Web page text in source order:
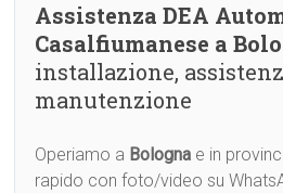
Assistenza DEA
Casalfiumanese a
installazione,
manutenzione
Operiamo a Bologna e in
rapido con foto/video su